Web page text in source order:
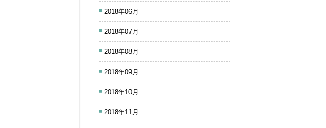
2018年06月
2018年07月
2018年08月
2018年09月
2018年10月
2018年11月